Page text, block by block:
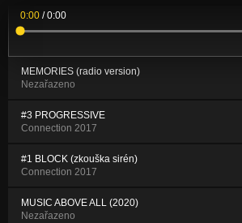
0:00 /0:00
MEMORIES (radio version)
Nezařazeno
#3 PROGRESSIVE
Connection 2017
#1 BLOCK (zkouška sirén)
Connection 2017
MUSIC ABOVE ALL (2020)
Nezařazeno